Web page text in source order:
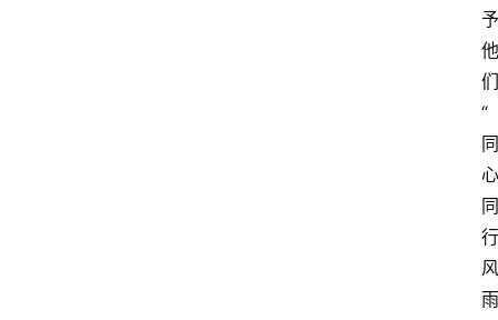
予
他
们
“
同
心
同
行
风
雨